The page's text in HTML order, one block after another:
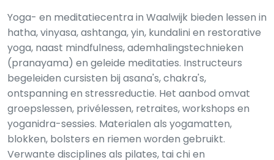
Yoga- en meditatiecentra in Waalwijk bieden lessen in
hatha, vinyasa, ashtanga, yin, kundalini en restorative
yoga, naast mindfulness, ademhalingstechnieken
(pranayama) en geleide meditaties. Instructeurs
begeleiden cursisten bij asana's, chakra's,
ontspanning en stressreductie. Het aanbod omvat
groepslessen, privélessen, retraites, workshops en
yoganidra-sessies. Materialen als yogamatten,
blokken, bolsters en riemen worden gebruikt.
Verwante disciplines als pilates, tai chi en